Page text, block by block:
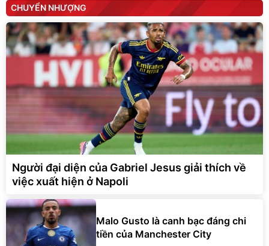
CHUYỂN NHƯỢNG
Người đại diện của Gabriel Jesus giải thích về
việc xuất hiện ở Napoli
Malo Gusto là canh bạc đáng chi
tiền của Manchester City